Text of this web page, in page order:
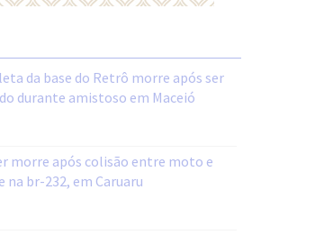
da base do Retrô morre após ser
durante amistoso em Maceió
morre após colisão entre moto e
na br-232, em Caruaru